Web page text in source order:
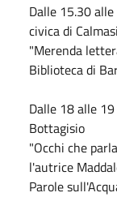
Dalle 15.30
civica di
"Merenda
Biblioteca di
Dalle 18 alle
Bottagisio
"Occhi che
l'autrice
Parole